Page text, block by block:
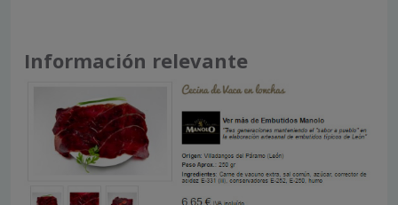
Información relevante